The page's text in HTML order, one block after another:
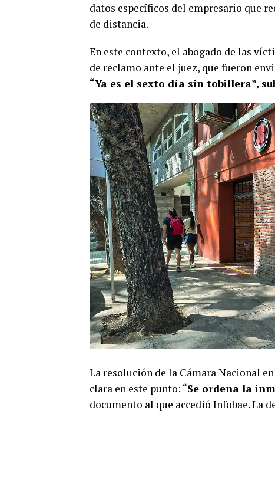
datos específicos del empresario que
de distancia.
En este contexto, el abogado de las
de reclamo ante el juez, que fueron
“Ya es el sexto día sin tobillera”,
La resolución de la Cámara Nacional
clara en este punto: “Se ordena la
documento al que accedió Infobae. La